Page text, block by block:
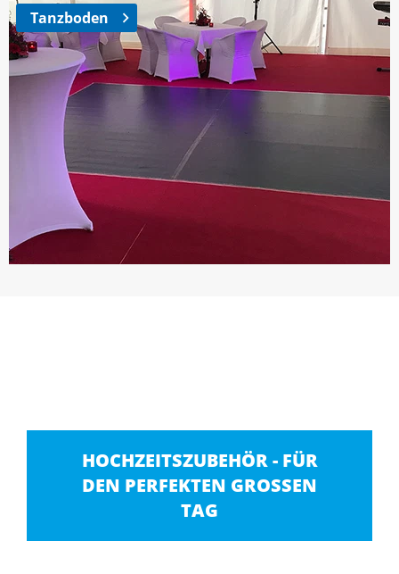
Tanzboden
HOCHZEITSZUBEHÖR - FÜR
DEN PERFEKTEN GROSSEN T
AG